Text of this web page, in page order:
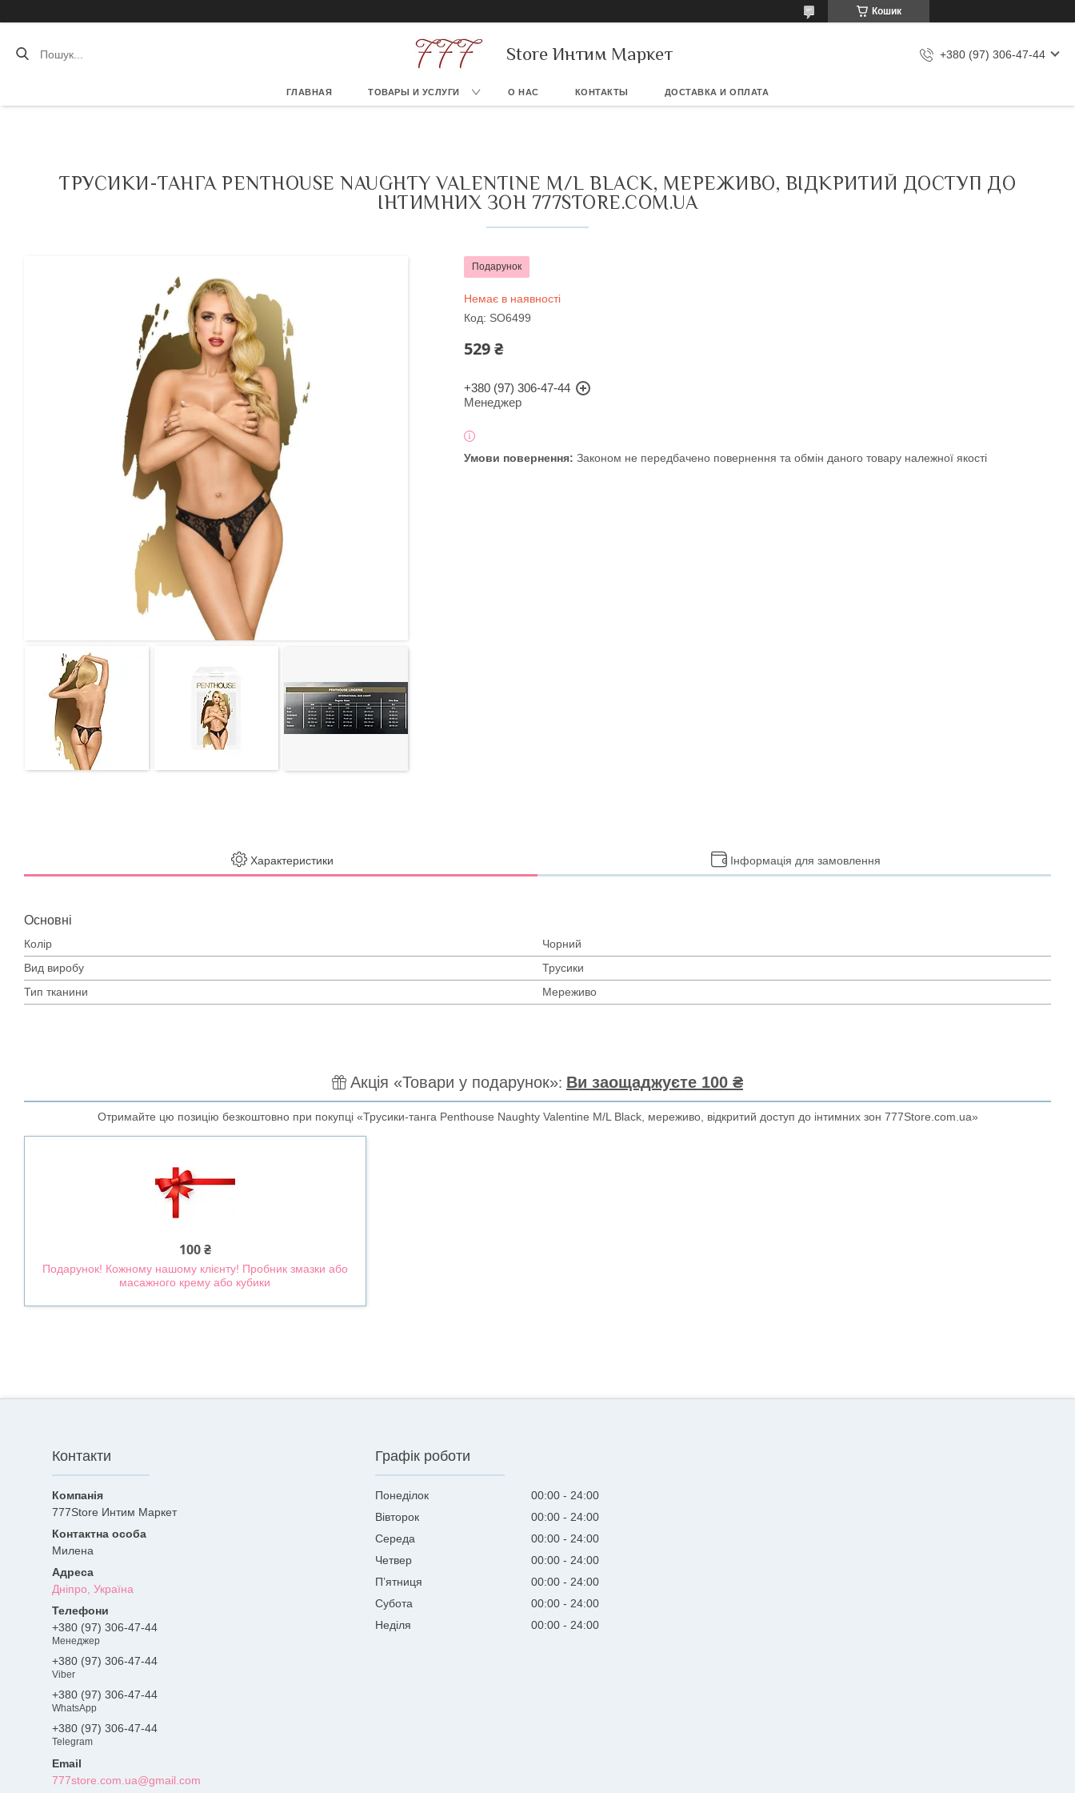
Кошик
Store Интим Маркет +380 (97) 306-47-44
ГЛАВНАЯ ТОВАРЫ И УСЛУГИ О НАС КОНТАКТЫ ДОСТАВКА И ОПЛАТА
ТРУСИКИ-ТАНГА PENTHOUSE NAUGHTY VALENTINE M/L BLACK, МЕРЕЖИВО, ВІДКРИТИЙ ДОСТУП ДО
ІНТИМНИХ ЗОН 777STORE.COM.UA
Подарунок
Немає в наявності
Код: SO6499
529 ₴
+380 (97) 306-47-44
Менеджер
Законом не передбачено повернення та обмін даного товару належної якості
Характеристики Інформація для замовлення
Основні
Колір
Чорний
Вид виробу
Трусики
Тип тканини
Мереживо
Акція «Товари у подарунок» Ви заощаджуєте 100 ₴
Отримайте цю позицію безкоштовно при покупці «Трусики-танга Penthouse Naughty Valentine M/L Black, мереживо, відкритий доступ до інтимних зон 777Store.com.ua»
100 ₴
Подарунок! Кожному нашому клієнту! Пробник змазки або
масажного крему або кубики
Контакти
777Store Интим Маркет
Милена
Дніпро, Україна
+380 (97) 306-47-44
Менеджер
+380 (97) 306-47-44
Viber
+380 (97) 306-47-44
WhatsApp
+380 (97) 306-47-44
Telegram
777store.com.ua@gmail.com
Графік роботи
Понеділок 00:00
24:00
Вівторок
00:00
24:00
Середа
00:00
24:00
Четвер
00:00
24:00
Пʼятниця
00:00
24:00
Субота
00:00
24:00
Неділя
00:00 24:00